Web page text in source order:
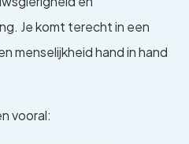
Je komt terecht in een
menselijkheid hand in hand
vooral: